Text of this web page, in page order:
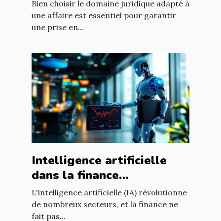
Bien choisir le domaine juridique adapté à
une affaire est essentiel pour garantir
une prise en...
Intelligence artificielle
dans la finance
opportunités de
croissance et
L'intelligence artificielle (IA) révolutionne
de nombreux secteurs, et la finance ne
fait pas...